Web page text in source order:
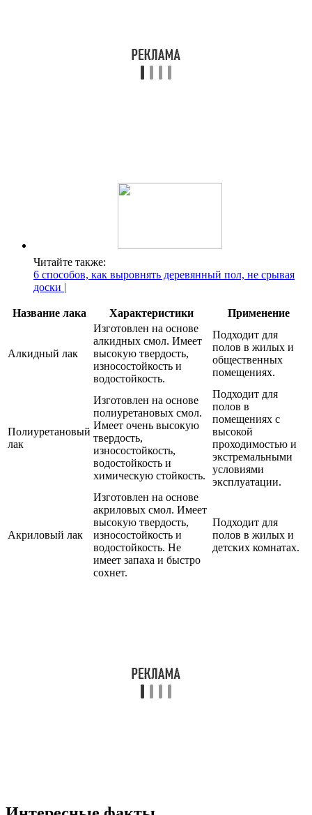
Читайте также:
6 способов, как выровнять деревянный пол, не срывая
доски |
Название лака Характеристики Применение
Алкидный лак
Изготовлен на основе
алкидных смол. Имеет
высокую твердость,
износостойкость и
водостойкость.
Подходит для
полов в жилых и
общественных
помещениях.
Полиуретановый
лак
Изготовлен на основе
полиуретановых смол.
Имеет очень высокую
твердость,
износостойкость,
водостойкость и
химическую стойкость.
Подходит для
полов в
помещениях с
высокой
проходимостью и
экстремальными
условиями
эксплуатации.
Акриловый лак
Изготовлен на основе
акриловых смол. Имеет
высокую твердость,
износостойкость и
водостойкость. Не
имеет запаха и быстро
сохнет.
Подходит для
полов в жилых и
детских комнатах.